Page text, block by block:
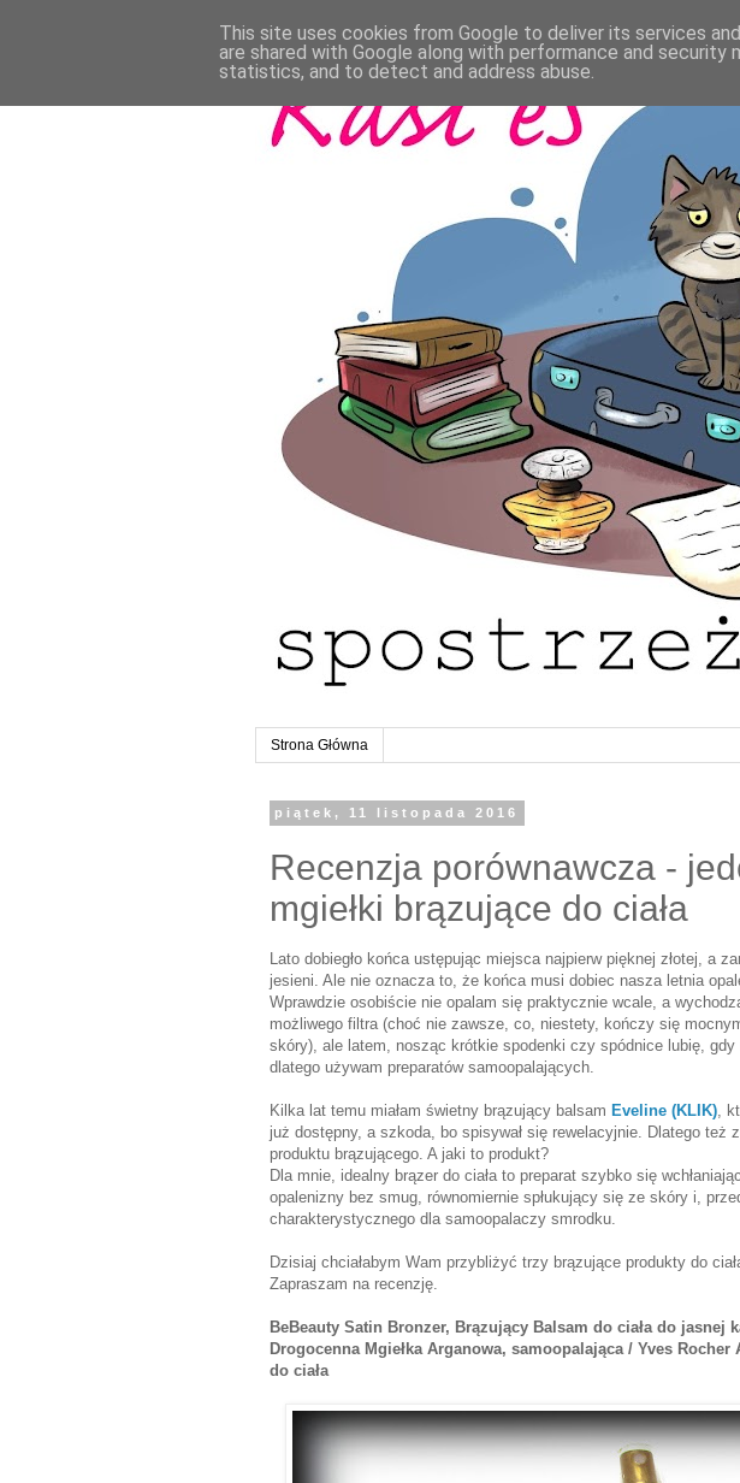
Strona Główna
piątek, 11 listopada 2016
Recenzja porównawcza -
mgiełki brązujące do ciała
Lato dobiegło końca ustępując miejsca najpierw pięknej złotej, a
jesieni. Ale nie oznacza to, że końca musi dobiec nasza letnia
Wprawdzie osobiście nie opalam się praktycznie wcale, a
możliwego filtra (choć nie zawsze, co, niestety, kończy się
skóry), ale latem, nosząc krótkie spodenki czy spódnice lubię, gdy
dlatego używam preparatów samoopalających.
Kilka lat temu miałam świetny brązujący balsam Eveline (KLIK),
już dostępny, a szkoda, bo spisywał się rewelacyjnie. Dlatego też
produktu brązującego. A jaki to produkt?
Dla mnie, idealny brązer do ciała to preparat szybko się
opalenizny bez smug, równomiernie spłukujący się ze skóry i,
charakterystycznego dla samoopalaczy smrodku.
Dzisiaj chciałabym Wam przybliżyć trzy brązujące produkty do
Zapraszam na recenzję.
BeBeauty Satin Bronzer, Brązujący Balsam do ciała do jasnej
Drogocenna Mgiełka Arganowa, samoopalająca / Yves Rocher
do ciała
This site uses cookies from Google to deliver its services
are shared with Google along with performance and
statistics, and to detect and address abuse.